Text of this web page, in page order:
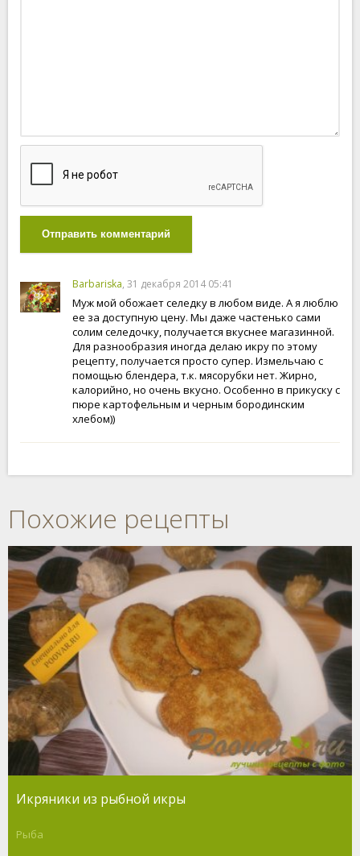
Отправить комментарий
Barbariska, 31 декабря 2014 05:41
Муж мой обожает селедку в любом виде. А я люблю
ее за доступную цену. Мы даже частенько сами
солим селедочку, получается вкуснее магазинной.
Для разнообразия иногда делаю икру по этому
рецепту, получается просто супер. Измельчаю с
помощью блендера, т.к. мясорубки нет. Жирно,
калорийно, но очень вкусно. Особенно в прикуску с
пюре картофельным и черным бородинским
хлебом))
Похожие рецепты
Икряники из рыбной икры
Рыба